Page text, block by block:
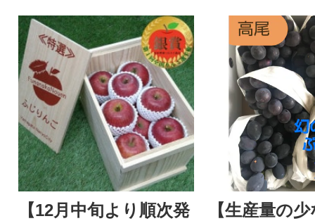
【12月中旬より順次発
【生産量の